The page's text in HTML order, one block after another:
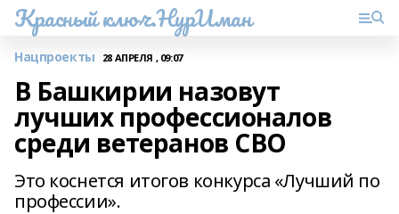
Красный ключ.НурИман
Нацпроекты 28 АПРЕЛЯ , 09:07
В Башкирии назовут
лучших профессионалов
среди ветеранов СВО
Это коснется итогов конкурса «Лучший по
профессии».